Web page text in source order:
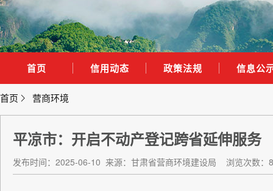
首页 信用动态 政策法规 信息公
首页 营商环境
平凉市：开启不动产登记跨省延伸服务
发布时间：2025-06-10 来源：甘肃省营商环境建设局 浏览次数：